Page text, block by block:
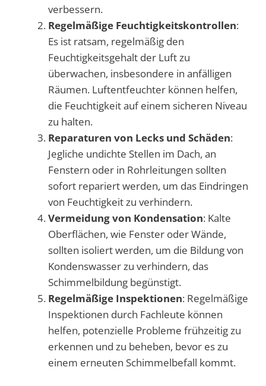
verbessern.
Regelmäßige Feuchtigkeitskontrollen:
Es ist ratsam, regelmäßig den
Feuchtigkeitsgehalt der Luft zu
überwachen, insbesondere in anfälligen
Räumen. Luftentfeuchter können helfen,
die Feuchtigkeit auf einem sicheren Niveau
zu halten.
Reparaturen von Lecks und Schäden:
Jegliche undichte Stellen im Dach, an
Fenstern oder in Rohrleitungen sollten
sofort repariert werden, um das Eindringen
von Feuchtigkeit zu verhindern.
Vermeidung von Kondensation: Kalte
Oberflächen, wie Fenster oder Wände,
sollten isoliert werden, um die Bildung von
Kondenswasser zu verhindern, das
Schimmelbildung begünstigt.
Regelmäßige Inspektionen: Regelmäßige
Inspektionen durch Fachleute können
helfen, potenzielle Probleme frühzeitig zu
erkennen und zu beheben, bevor es zu
einem erneuten Schimmelbefall kommt.